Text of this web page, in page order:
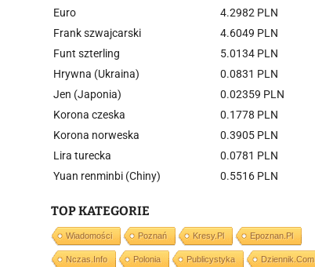
Euro
4.2982 PLN
Frank szwajcarski
4.6049 PLN
Funt szterling
5.0134 PLN
Hrywna (Ukraina)
0.0831 PLN
Jen (Japonia)
0.02359 PLN
Korona czeska
0.1778 PLN
Korona norweska
0.3905 PLN
Lira turecka
0.0781 PLN
Yuan renminbi (Chiny)
0.5516 PLN
TOP KATEGORIE
Wiadomości Poznań Kresy.pl Epoznan.pl
Nczas.info Polonia Publicystyka Dziennik.com